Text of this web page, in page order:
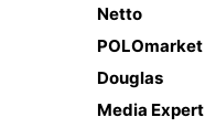
Netto
POLOmarket
Douglas
Media Expert